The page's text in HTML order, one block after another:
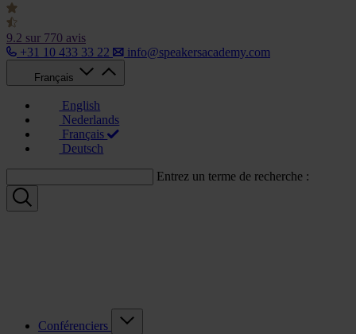
9.2 sur 770 avis
+31 10 433 33 22
info@speakersacademy.com
Français
English
Nederlands
Français
Deutsch
Entrez un terme de recherche :
Conférenciers